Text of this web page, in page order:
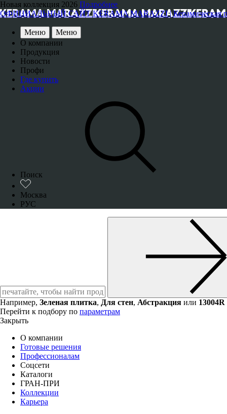
Новая коллекция 2026 Подробнее
ОФИЦИАЛЬНЫЙ САЙТ KERAMA MARAZZI | Керамическая
Меню
Меню
О компании
Продукция
Новости
Профи
Где купить
Акции
Поиск
Москва
РУС
Например, Зеленая плитка, Для стен, Абстракция или 13004R
Перейти к подбору по параметрам
Закрыть
О компании
Готовые решения
Профессионалам
Соцсети
Каталоги
ГРАН-ПРИ
Коллекции
Карьера